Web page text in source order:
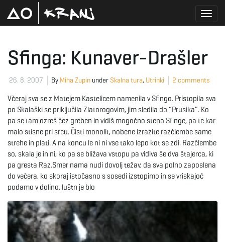
g
g
l
Sfinga: Kunaver-Drašler
26. 8. 2007 By Miha Zupin under Skalna tura, Utrinki 2 comments
Včeraj sva se z Matejem Kastelicem namenila v Sfingo. Pristopila sva
po Skalaški se priključila Zlatorogovim, jim sledila do “Prusika”. Ko
pa se tam ozreš čez greben in vidiš mogočno steno Sfinge, pa te kar
malo stisne pri srcu. Čisti monolit, nobene izrazite razčlembe same
strehe in plati. A na koncu le ni ni vse tako lepo kot se zdi. Razčlembe
so, skala je in ni, ko pa se bližava vstopu pa vidiva še dva štajerca, ki
pa gresta Raz.Smer nama nudi dovolj težav, da sva polno zaposlena
do večera, ko skoraj istočasno s sosedi izstopimo in se vriskajoč
podamo v dolino. luštn je blo